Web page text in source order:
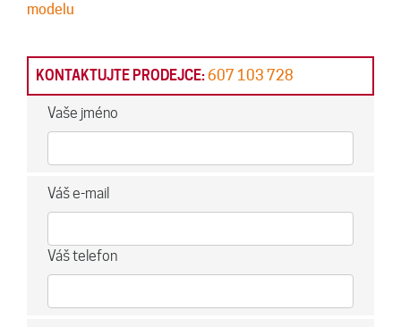
modelu
KONTAKTUJTE PRODEJCE:607 103 728
Vaše jméno
Váš e-mail
Váš telefon